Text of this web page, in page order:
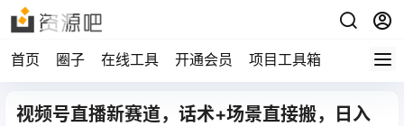
首页 圈子 在线工具 开通会员 项目工具箱
视频号直播新赛道，话术+场景直接搬，日入